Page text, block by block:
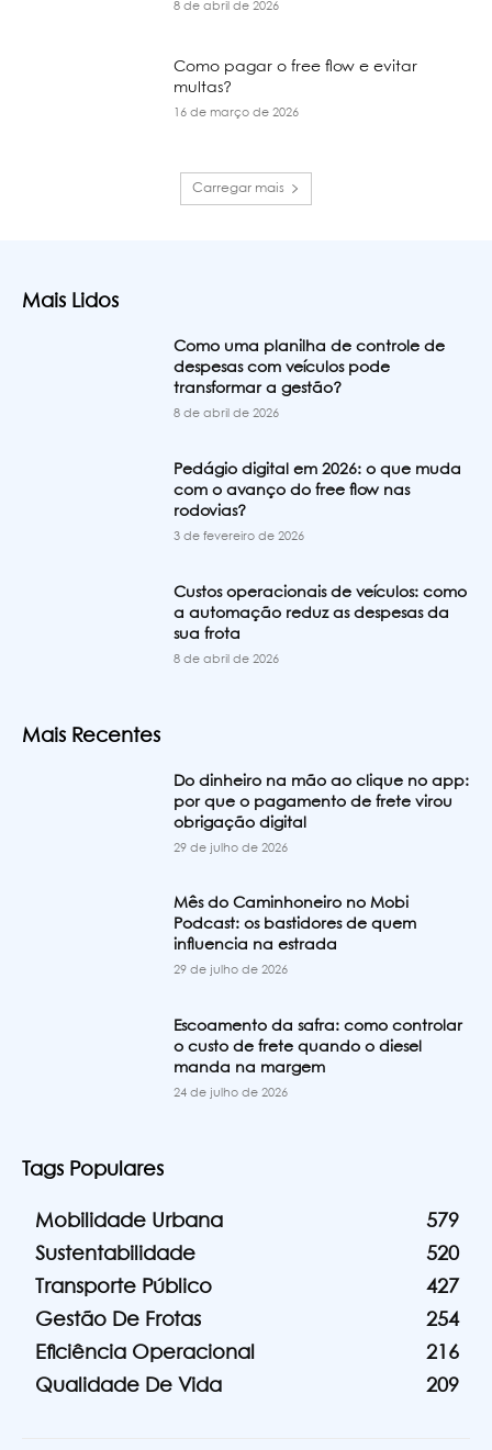
8 de abril de 2026
Como pagar o free flow e evitar
multas?
16 de março de 2026
Carregar mais
Mais Lidos
Como uma planilha de controle de
despesas com veículos pode
transformar a gestão?
8 de abril de 2026
Pedágio digital em 2026: o que muda
com o avanço do free flow nas
rodovias?
3 de fevereiro de 2026
Custos operacionais de veículos: como
a automação reduz as despesas da
sua frota
8 de abril de 2026
Mais Recentes
Do dinheiro na mão ao clique no app:
por que o pagamento de frete virou
obrigação digital
29 de julho de 2026
Mês do Caminhoneiro no Mobi
Podcast: os bastidores de quem
influencia na estrada
29 de julho de 2026
Escoamento da safra: como controlar
o custo de frete quando o diesel
manda na margem
24 de julho de 2026
Tags Populares
Mobilidade Urbana
579
Sustentabilidade
520
Transporte Público
427
Gestão De Frotas
254
Eficiência Operacional
216
Qualidade De Vida
209